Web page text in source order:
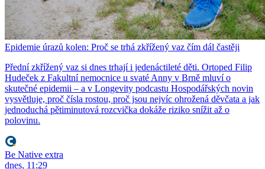
Epidemie úrazů kolen: Proč se trhá zkřížený vaz čím dál častěji
Přední zkřížený vaz si dnes trhají i jedenáctileté děti. Ortoped Filip
Hudeček z Fakultní nemocnice u svaté Anny v Brně mluví o
skutečné epidemii – a v Longevity podcastu Hospodářských novin
vysvětluje, proč čísla rostou, proč jsou nejvíc ohrožená děvčata a jak
jednoduchá pětiminutová rozcvička dokáže riziko snížit až o
polovinu.
Be Native extra
dnes, 11:29